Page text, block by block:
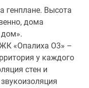
генплане. Высота
дома
дом».
«Опалиха О3» –
у каждого
стен и